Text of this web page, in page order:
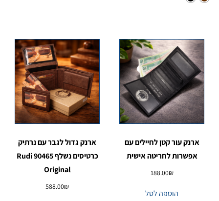
ארנק עור קטן לחיילים עם
אפשרות לחריטה אישית
188.00₪
הוספה לסל
ארנק גדול לגבר עם נרתיק
כרטיסים נשלף 90465 Rudi
Original
588.00₪